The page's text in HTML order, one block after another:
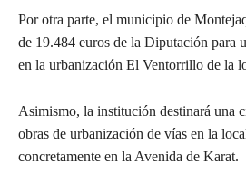
Por otra parte, el municipio de
de 19.484 euros de la Diputación para
en la urbanización El Ventorrillo de la
Asimismo, la institución destinará una
obras de urbanización de vías en la
concretamente en la Avenida de Karat.